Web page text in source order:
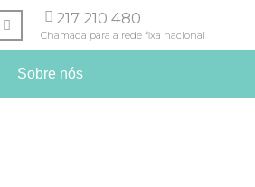
217 210 480
Chamada para a rede fixa nacional
Sobre nós